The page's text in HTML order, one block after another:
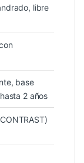
libre
base
2 años